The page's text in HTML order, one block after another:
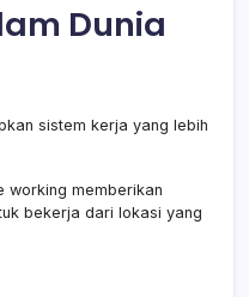
Dunia
sistem kerja yang lebih
working memberikan
bekerja dari lokasi yang